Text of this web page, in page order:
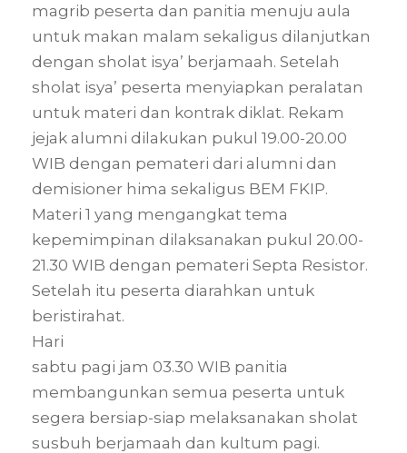
magrib peserta dan panitia menuju aula
untuk makan malam sekaligus dilanjutkan
dengan sholat isya’ berjamaah. Setelah
sholat isya’ peserta menyiapkan peralatan
untuk materi dan kontrak diklat. Rekam
jejak alumni dilakukan pukul 19.00-20.00
WIB dengan pemateri dari alumni dan
demisioner hima sekaligus BEM FKIP.
Materi 1 yang mengangkat tema
kepemimpinan dilaksanakan pukul 20.00-
21.30 WIB dengan pemateri Septa Resistor.
Setelah itu peserta diarahkan untuk
beristirahat.
Hari
sabtu pagi jam 03.30 WIB panitia
membangunkan semua peserta untuk
segera bersiap-siap melaksanakan sholat
susbuh berjamaah dan kultum pagi.